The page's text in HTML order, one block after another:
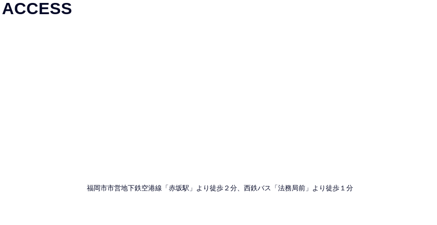
ACCESS
福岡市市営地下鉄空港線「赤坂駅」より徒歩２分、西鉄バス「法務局前」より徒歩１分